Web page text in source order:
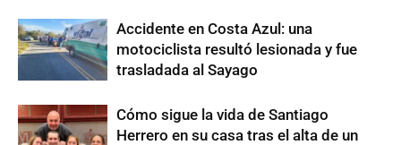
Accidente en Costa Azul: una
motociclista resultó lesionada y fue
trasladada al Sayago
Cómo sigue la vida de Santiago
Herrero en su casa tras el alta de un